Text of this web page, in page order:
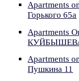
Apartments
Горького 65а
Apartments
Apartments
Пушкина 11